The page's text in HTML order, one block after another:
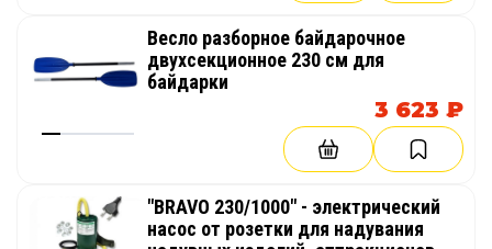
Весло разборное байдарочное
двухсекционное 230 см для
байдарки
3 623 ₽
"BRAVO 230/1000" - электрический
насос от розетки для надувания